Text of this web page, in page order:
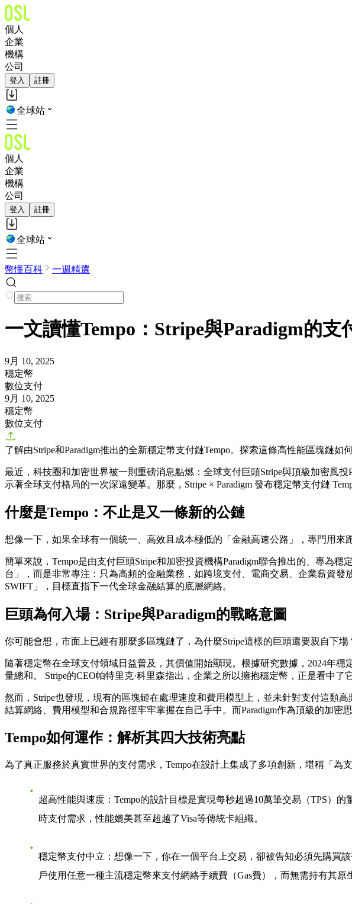
個人
企業
機構
公司
登入 註冊
全球站
個人
企業
機構
公司
登入 註冊
全球站
幣懂百科 一週精選
一文讀懂Tempo：Stripe與Paradigm的支
9月 10, 2025
穩定幣
數位支付
9月 10, 2025
穩定幣
數位支付
了解由Stripe和Paradigm推出的全新穩定幣支付鏈Tempo。探索這條高性能區塊鏈如
最近，科技圈和加密世界被一則重磅消息點燃：全球支付巨頭Stripe與頂級加密風
示著全球支付格局的一次深遠變革。那麼， Stripe × Paradigm 發布穩定幣支付鏈
什麼是Tempo：不止是又一條新的公鏈
想像一下，如果全球有一個統一、高效且成本極低的「金融高速公路」，專門用來
簡單來說，Tempo是由支付巨頭Stripe和加密投資機構Paradigm聯合推出的、專為
台」，而是非常專注：只為高頻的金融業務，如跨境支付、電商交易、企業薪資
SWIFT」，目標直指下一代全球金融結算的底層網絡。
巨頭為何入場：Stripe與Paradigm的戰略意圖
你可能會想，市面上已經有那麼多區塊鏈了，為什麼Stripe這樣的巨頭還要親自下場
隨著穩定幣在全球支付領域日益普及，其價值開始顯現。根據研究數據，2024年
量總和。 Stripe的CEO帕特里克·科里森指出，企業之所以擁抱穩定幣，正是看中
然而，Stripe也發現，現有的區塊鏈在處理速度和費用模型上，並未針對支付這類
結算網絡、費用模型和合規路徑牢牢掌握在自己手中。而Paradigm作為頂級的加密
Tempo如何運作：解析其四大技術亮點
為了真正服務於真實世界的支付需求，Tempo在設計上集成了多項創新，堪稱「為支
超高性能與速度 ：Tempo的設計目標是實現每秒超過10萬筆交易（TPS）
時支付需求，性能媲美甚至超越了Visa等傳統卡組織。
穩定幣支付中立 ：想像一下，你在一個平台上交易，卻被告知必須先購買
戶使用任意一種主流穩定幣來支付網絡手續費（Gas費），而無需持有其原